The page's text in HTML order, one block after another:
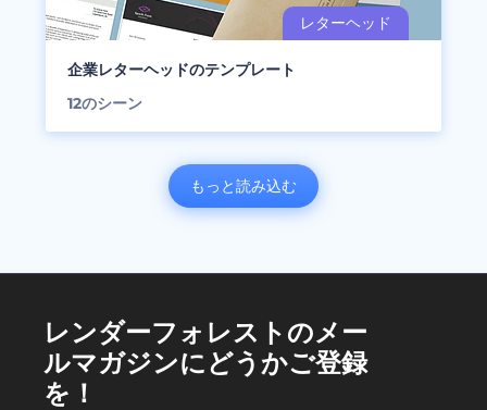
企業レターヘッドのテンプレート
12のシーン
もっと読み込む
レンダーフォレストのメー
ルマガジンにどうかご登録
を！